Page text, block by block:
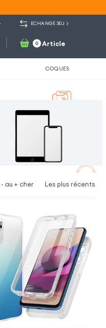
ECHANGE 30J
0 Article
COQUES
- au + cher Les plus récents